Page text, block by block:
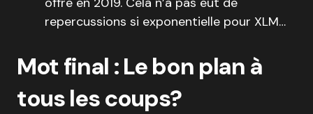
repercussions si exponentielle pour XLM…
Mot final : Le bon plan à
tous les coups?